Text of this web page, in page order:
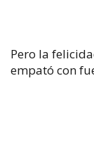
Pero la
empató con